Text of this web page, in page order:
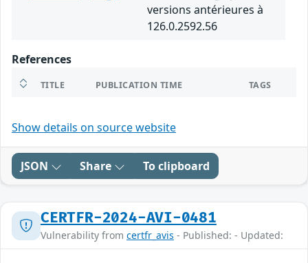
versions antérieures à
126.0.2592.56
References
TITLE PUBLICATION TIME TAGS
Show details on source website
JSON Share To clipboard
CERTFR-2024-AVI-0481
Vulnerability from certfr_avis - Published: - Updated: